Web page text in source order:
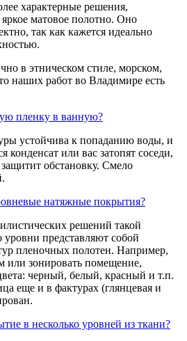
характерные решения,
матовое полотно. Оно
так как кажется идеально
в этническом стиле, морском,
наших работ во Владимире есть
пленку в ванную?
устойчива к попаданию воды, и
конденсат или вас затопят соседи,
обстановку. Смело
натяжные покрытия?
решений такой
представляют собой
пленочных полотен. Например,
или зонировать помещение,
черный, белый, красный и т.п.
еще и в фактурах (глянцевая и
в несколько уровней из ткани?